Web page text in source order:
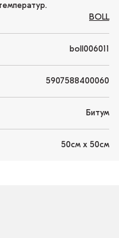
BOLL
boll006011
5907588400060
Битум
50см х 50см